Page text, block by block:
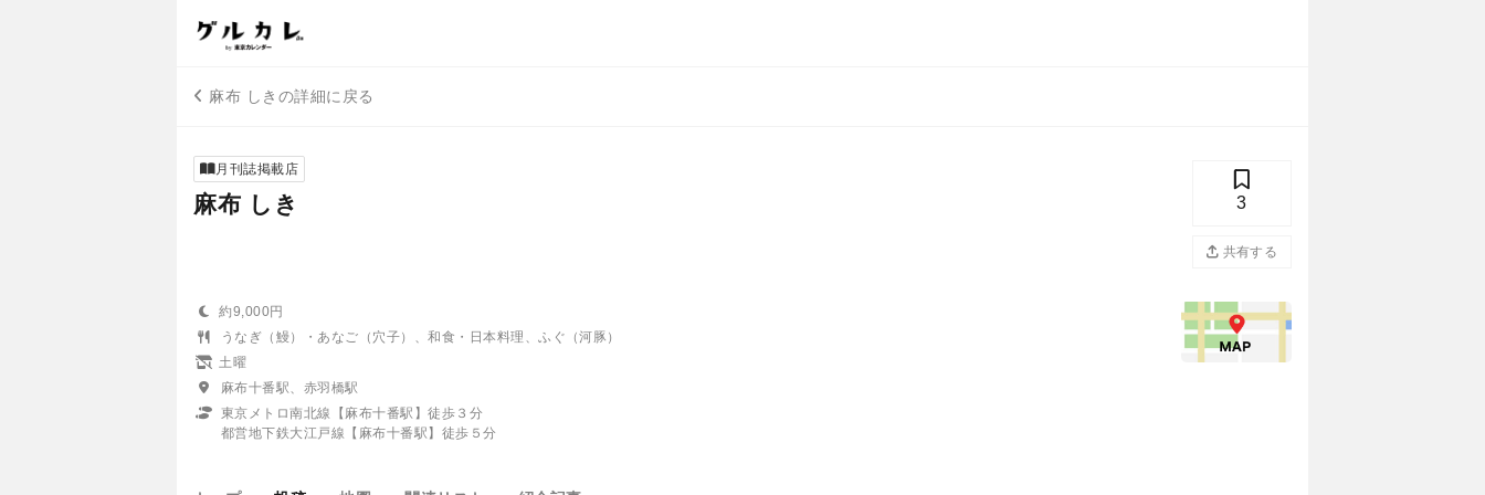
麻布 しきの詳細に戻る
月刊誌掲載店
麻布 しき 3
共有する
約9,000円
うなぎ（鰻）・あなご（穴子）、和食・日本料理、ふぐ（河豚）
土曜
麻布十番駅、赤羽橋駅
東京メトロ南北線【麻布十番駅】徒歩３分
都営地下鉄大江戸線【麻布十番駅】徒歩５分